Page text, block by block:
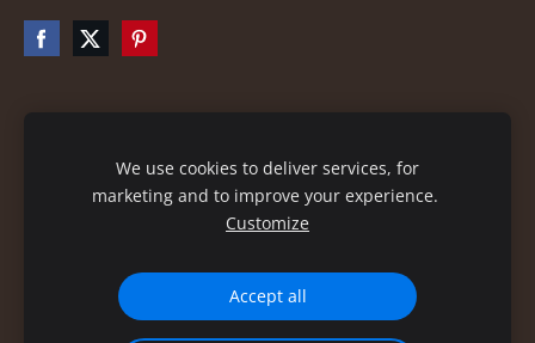
We use cookies to deliver services, for
marketing and to improve your experience.
Customize
Accept all